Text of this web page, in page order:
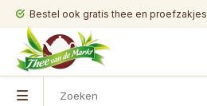
Bestel ook gratis thee en proefzakjes